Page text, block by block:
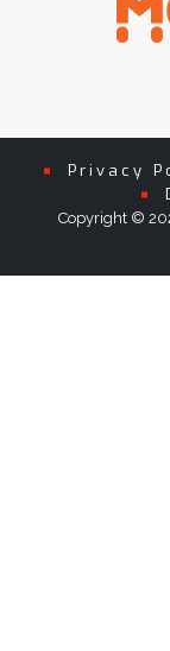
Privacy
Copyright ©